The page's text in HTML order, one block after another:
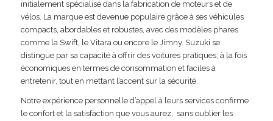
initialement spécialisé dans la fabrication de moteurs et de
vélos. La marque est devenue populaire grâce à ses véhicules
compacts, abordables et robustes, avec des modèles phares
comme la Swift, le Vitara ou encore le Jimny. Suzuki se
distingue par sa capacité à offrir des voitures pratiques, à la fois
économiques en termes de consommation et faciles à
entretenir, tout en mettant l’accent sur la sécurité.
Notre expérience personnelle d’appel à leurs services confirme
le confort et la satisfaction que vous aurez, sans oublier les